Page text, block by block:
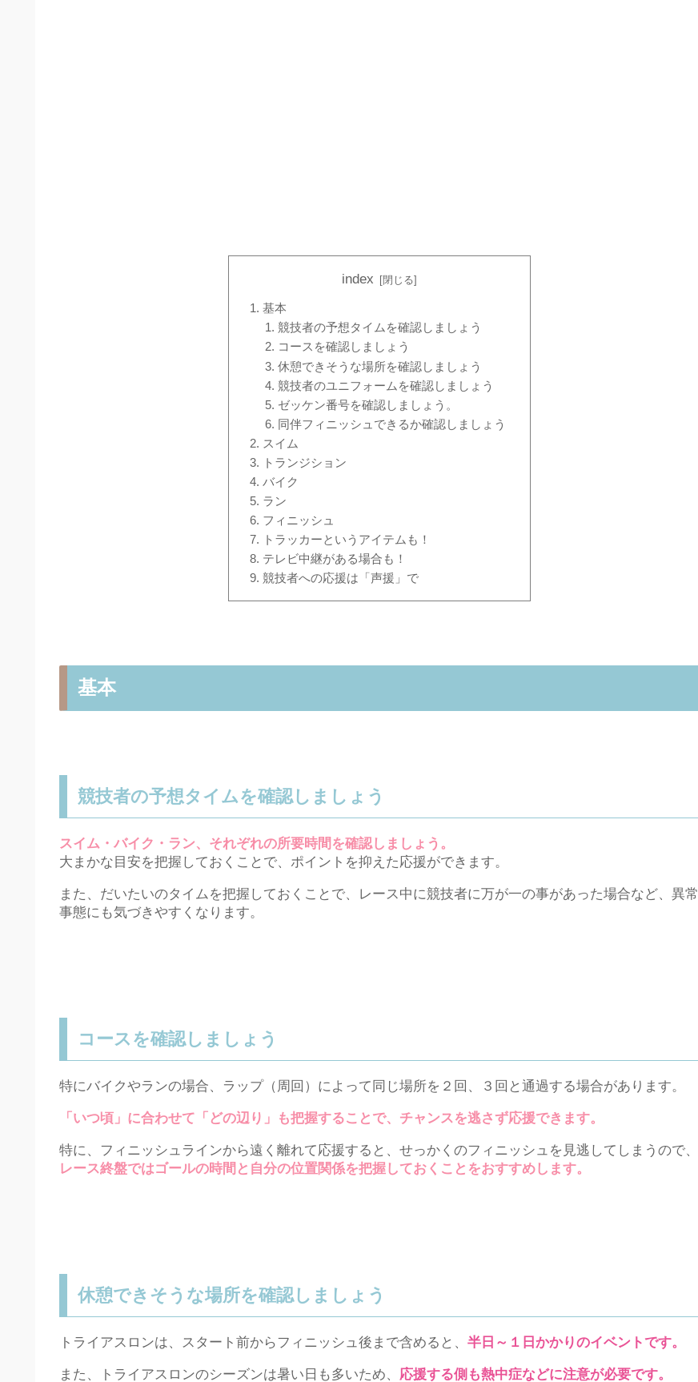
index
基本
競技者の予想タイムを確認しましょう
コースを確認しましょう
休憩できそうな場所を確認しましょう
競技者のユニフォームを確認しましょう
ゼッケン番号を確認しましょう。
同伴フィニッシュできるか確認しましょう
スイム
トランジション
バイク
ラン
フィニッシュ
トラッカーというアイテムも！
テレビ中継がある場合も！
競技者への応援は「声援」で
基本
競技者の予想タイムを確認しましょう
スイム・バイク・ラン、それぞれの所要時間を確認しましょう。
大まかな目安を把握しておくことで、ポイントを抑えた応援ができます。
また、だいたいのタイムを把握しておくことで、レース中に競技者に万が一の事があった場合など、異常
事態にも気づきやすくなります。
コースを確認しましょう
特にバイクやランの場合、ラップ（周回）によって同じ場所を２回、３回と通過する場合があります。
「いつ頃」に合わせて「どの辺り」も把握することで、チャンスを逃さず応援できます。
特に、フィニッシュラインから遠く離れて応援すると、せっかくのフィニッシュを見逃してしまうので、
レース終盤ではゴールの時間と自分の位置関係を把握しておくことをおすすめします。
休憩できそうな場所を確認しましょう
トライアスロンは、スタート前からフィニッシュ後まで含めると、 半日～１日かかりのイベントです。
また、トライアスロンのシーズンは暑い日も多いため、 応援する側も熱中症などに注意が必要です。